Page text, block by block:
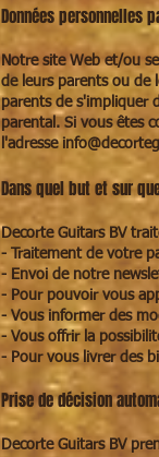
Données personnelles
Notre site Web et/ou
de leurs parents ou de
parents de s'impliquer
parental. Si vous êtes
l'adresse
Dans quel but et sur
Decorte Guitars BV
- Traitement de votre
- Envoi de notre
- Pour pouvoir vous
- Vous informer des
- Vous offrir la
- Pour vous livrer des
Prise de décision
Decorte Guitars BV